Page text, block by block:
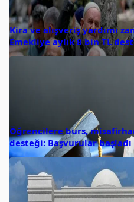
Kira ve alışveriş yardımı
Emekliye aylık 8 bin TL
Öğrencilere burs,
desteği: Başvurular başladı